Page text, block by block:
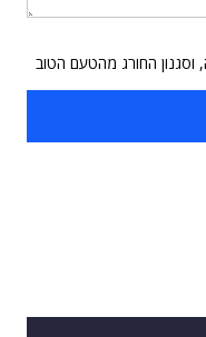
וסגנון החורג מהטעם הטוב